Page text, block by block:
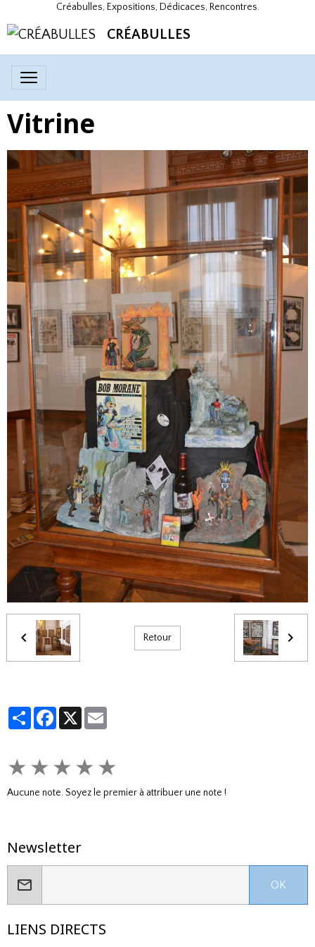
Créabulles, Expositions, Dédicaces, Rencontres.
CRÉABULLES
Vitrine
Retour
PartagerFacebook
X
★ ★ ★ ★ ★
Aucune note. Soyez le premier à attribuer une note !
Newsletter
OK
LIENS DIRECTS